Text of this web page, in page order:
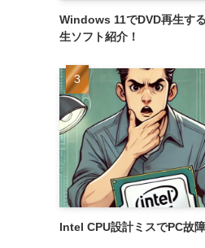
Windows 11でDVD再生す
生ソフト紹介！
Intel CPU設計ミスでPC故